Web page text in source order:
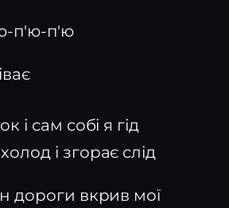
п'ю-п'ю
і сам собі я гід
і згорає слід
дороги вкрив мої